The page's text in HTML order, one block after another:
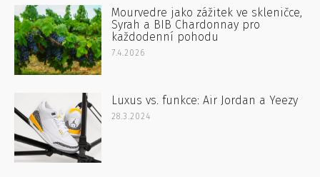
Mourvedre jako zážitek ve skleničce,
Syrah a BIB Chardonnay pro
každodenní pohodu
7.4.2026
Luxus vs. funkce: Air Jordan a Yeezy
28.3.2024